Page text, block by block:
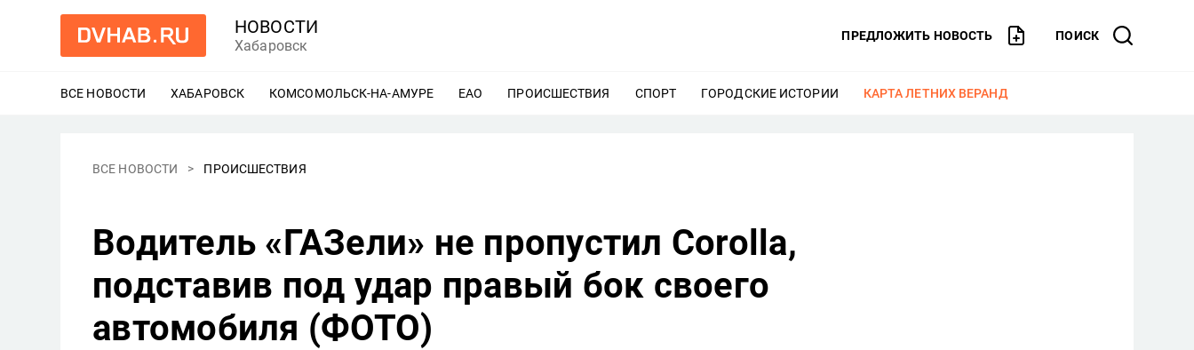
НОВОСТИ
Хабаровск
ПРЕДЛОЖИТЬ НОВОСТЬ ПОИСК
ВСЕ НОВОСТИ ХАБАРОВСК ЕЩЕ
КОМСОМОЛЬСК-НА-АМУРЕ ЕЩЕ
ЕАО ЕЩЕ
ПРОИСШЕСТВИЯ ЕЩЕ
СПОРТ ЕЩЕ
ГОРОДСКИЕ ИСТОРИИ ЕЩЕ
КАРТА ЛЕТНИХ ВЕРАНД
ВСЕ НОВОСТИ ПРОИСШЕСТВИЯ
Водитель «ГАЗели» не пропустил Corolla,
подставив под удар правый бок своего
автомобиля (ФОТО)